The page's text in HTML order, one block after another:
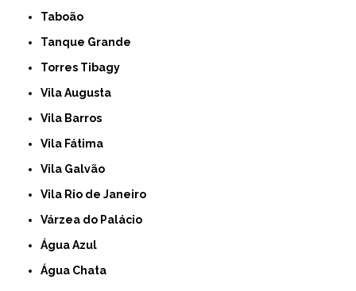
Taboão
Tanque Grande
Torres Tibagy
Vila Augusta
Vila Barros
Vila Fátima
Vila Galvão
Vila Rio de Janeiro
Várzea do Palácio
Água Azul
Água Chata